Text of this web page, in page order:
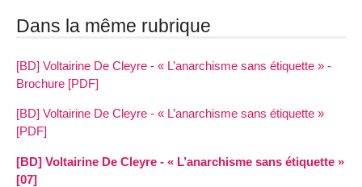
Dans la même rubrique
[BD] Voltairine De Cleyre - « L’anarchisme sans étiquette » -
Brochure [PDF]
[BD] Voltairine De Cleyre - « L’anarchisme sans étiquette »
[PDF]
[BD] Voltairine De Cleyre - « L’anarchisme sans étiquette »
[07]